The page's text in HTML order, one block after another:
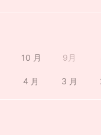
10 月 9月
4 月 3 月